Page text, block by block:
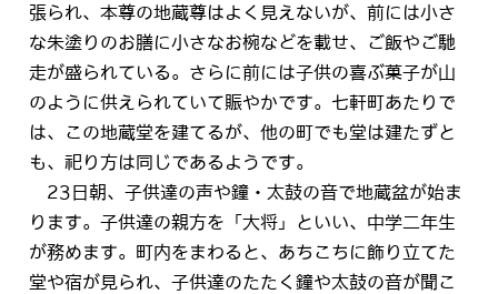
張られ、本尊の地蔵尊はよく見えないが、前には小さ
な朱塗りのお膳に小さなお椀などを載せ、ご飯やご馳
走が盛られている。さらに前には子供の喜ぶ菓子が山
のように供えられていて賑やかです。七軒町あたりで
は、この地蔵堂を建てるが、他の町でも堂は建たずと
も、祀り方は同じであるようです。
23日朝、子供達の声や鐘・太鼓の音で地蔵盆が始ま
ります。子供達の親方を「大将」といい、中学二年生
が務めます。町内をまわると、あちこちに飾り立てた
堂や宿が見られ、子供達のたたく鐘や太鼓の音が聞こ